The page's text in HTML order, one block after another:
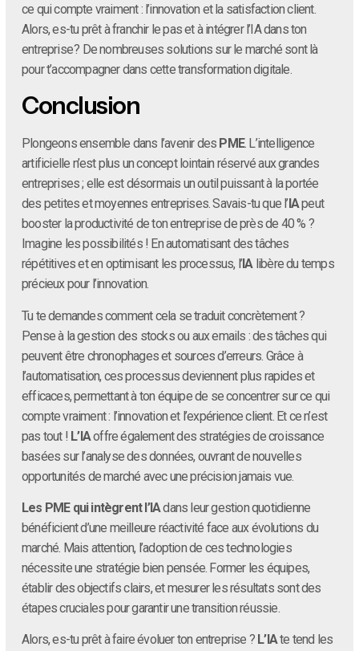
ce qui compte vraiment : l’innovation et la satisfaction client.
Alors, es-tu prêt à franchir le pas et à intégrer l’IA dans ton
entreprise ? De nombreuses solutions sur le marché sont là
pour t’accompagner dans cette transformation digitale.
Conclusion
Plongeons ensemble dans l’avenir des PME. L’intelligence
artificielle n’est plus un concept lointain réservé aux grandes
entreprises ; elle est désormais un outil puissant à la portée
des petites et moyennes entreprises. Savais-tu que l’ IApeut
booster la productivité de ton entreprise de près de 40 % ?
Imagine les possibilités ! En automatisant des tâches
répétitives et en optimisant les processus, l’IAlibère du temps
précieux pour l’innovation.
Tu te demandes comment cela se traduit concrètement ?
Pense à la gestion des stocks ou aux emails : des tâches qui
peuvent être chronophages et sources d’erreurs. Grâce à
l’automatisation, ces processus deviennent plus rapides et
efficaces, permettant à ton équipe de se concentrer sur ce qui
compte vraiment : l’innovation et l’expérience client. Et ce n’est
pas tout ! L’IAoffre également des stratégies de croissance
basées sur l’analyse des données, ouvrant de nouvelles
opportunités de marché avec une précision jamais vue.
Les PME qui intègrent l’IAdans leur gestion quotidienne
bénéficient d’une meilleure réactivité face aux évolutions du
marché. Mais attention, l’adoption de ces technologies
nécessite une stratégie bien pensée. Former les équipes,
établir des objectifs clairs, et mesurer les résultats sont des
étapes cruciales pour garantir une transition réussie.
Alors, es-tu prêt à faire évoluer ton entreprise ? L’IAte tend les